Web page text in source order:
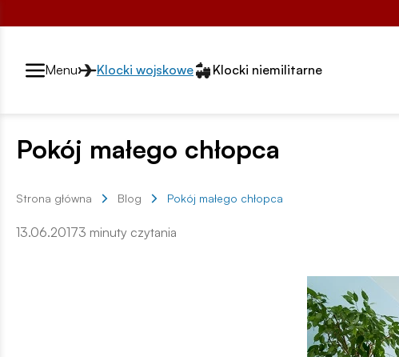
Przełącznik segmentów2
Menu Klocki wojskowe Klocki niemilitarne
Pokój małego chłopca
Strona główna Blog Pokój małego chłopca
13.06.20173 minuty czytania